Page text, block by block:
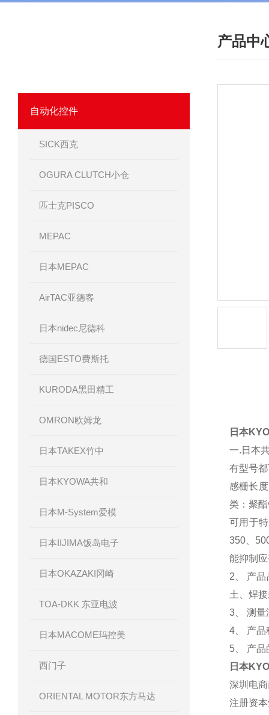
自动化控件
SICK西克
OGURA CLUTCH小仓
匹士克PISCO
MEPAC
日本MEPAC
AirTAC亚德客
日本nidec尼德科
德国ESTO费斯托
KURODA黑田精工
OMRON欧姆龙
日本TAKEX竹中
日本KYOWA共和
日本M-System爱模
日本IIJIMA饭岛电子
日本OKAZAKI冈崎
TOA-DKK 东亚电波
日本MACOME玛控美
西门子
ORIENTAL MOTOR东方马达
产品中
日本
一.日本
有型号
感栅长
类：聚
可用于
350、
能抑制
2、 产
土、焊
3、 测
4、 产品
5、 产
日本
深圳电
注册资